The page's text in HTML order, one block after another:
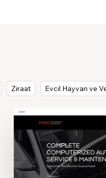
Ziraat Evcil Hayvan ve